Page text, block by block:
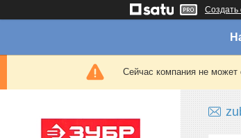
Создать
Сейчас компания не может